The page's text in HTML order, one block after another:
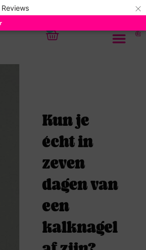
Reviews ×
Kun je
écht in
zeven
dagen van
een
kalknagel